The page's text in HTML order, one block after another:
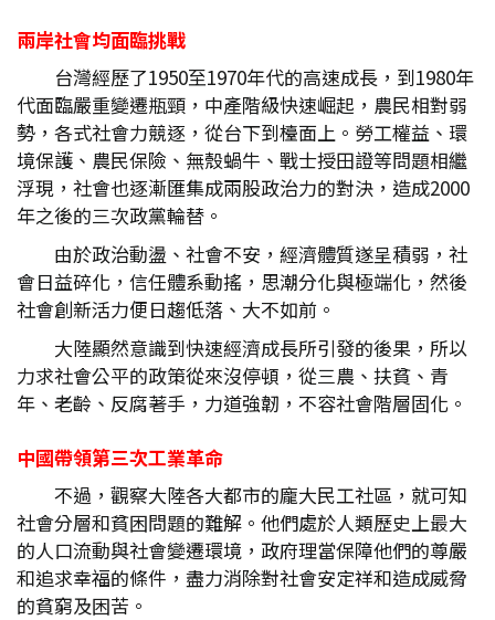
兩岸社會均面臨挑戰
台灣經歷了1950至1970年代的高速成長，到1980年
代面臨嚴重變遷瓶頸，中產階級快速崛起，農民相對弱
勢，各式社會力競逐，從台下到檯面上。勞工權益、環
境保護、農民保險、無殼蝸牛、戰士授田證等問題相繼
浮現，社會也逐漸匯集成兩股政治力的對決，造成2000
年之後的三次政黨輪替。
由於政治動盪、社會不安，經濟體質遂呈積弱，社
會日益碎化，信任體系動搖，思潮分化與極端化，然後
社會創新活力便日趨低落、大不如前。
大陸顯然意識到快速經濟成長所引發的後果，所以
力求社會公平的政策從來沒停頓，從三農、扶貧、青
年、老齡、反腐著手，力道強韌，不容社會階層固化。
中國帶領第三次工業革命
不過，觀察大陸各大都市的龐大民工社區，就可知
社會分層和貧困問題的難解。他們處於人類歷史上最大
的人口流動與社會變遷環境，政府理當保障他們的尊嚴
和追求幸福的條件，盡力消除對社會安定祥和造成威脅
的貧窮及困苦。